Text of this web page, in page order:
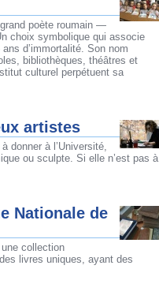
poète roumain —
choix symbolique qui associe
d’immortalité. Son nom
bibliothèques, théâtres et
culturel perpétuent sa
artistes
donner à l’Université,
ou sculpte. Si elle n’est pas à
Nationale de
collection
livres uniques, ayant des